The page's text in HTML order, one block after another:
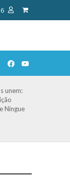
unem:
Ningue